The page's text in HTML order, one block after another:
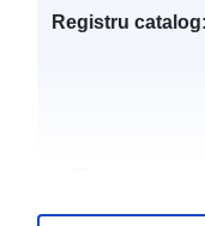
Registru catalog: